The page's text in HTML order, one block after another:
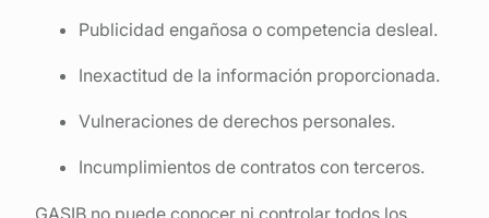
Publicidad engañosa o competencia desleal.
Inexactitud de la información proporcionada.
Vulneraciones de derechos personales.
Incumplimientos de contratos con terceros.
GASIB no puede conocer ni controlar todos los